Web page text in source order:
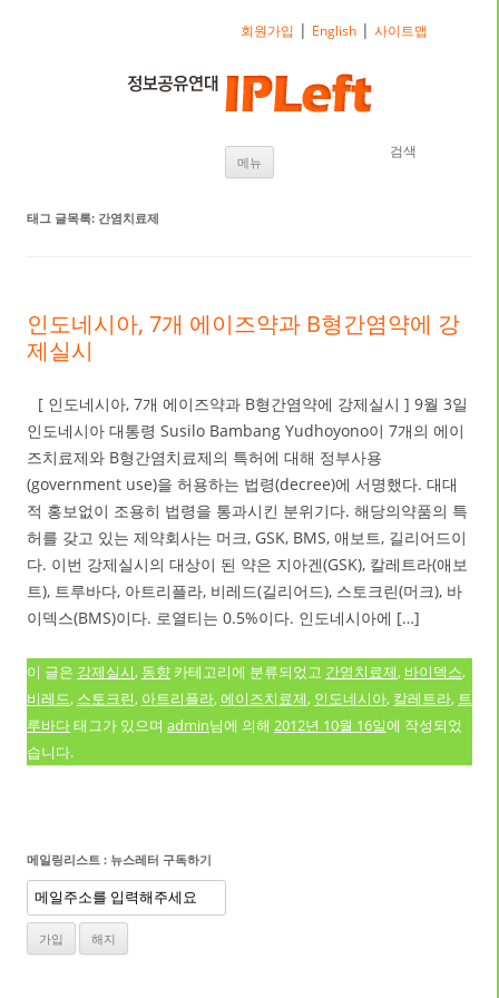
메뉴 내용으로 바로가기검색
회원가입 | English |사이트맵
태그 글목록: 간염치료제
인도네시아, 7개 에이즈약과 B형간염약에 강
제실시
[ 인도네시아, 7개 에이즈약과 B형간염약에 강제실시 ] 9월 3일
인도네시아 대통령 Susilo Bambang Yudhoyono이 7개의 에이
즈치료제와 B형간염치료제의 특허에 대해 정부사용
(government use)을 허용하는 법령(decree)에 서명했다. 대대
적 홍보없이 조용히 법령을 통과시킨 분위기다. 해당의약품의 특
허를 갖고 있는 제약회사는 머크, GSK, BMS, 애보트, 길리어드이
다. 이번 강제실시의 대상이 된 약은 지아겐(GSK), 칼레트라(애보
트), 트루바다, 아트리플라, 비레드(길리어드), 스토크린(머크), 바
이덱스(BMS)이다. 로열티는 0.5%이다. 인도네시아에 […]
이 글은 강제실시, 동향 카테고리에 분류되었고 간염치료제, 바이덱스,
비레드, 스토크린, 아트리플라,에이즈치료제, 인도네시아, 칼레트라, 트
루바다태그가 있으며 admin님에 의해 2012년 10월 16일에 작성되었
습니다.
메일링리스트 : 뉴스레터 구독하기